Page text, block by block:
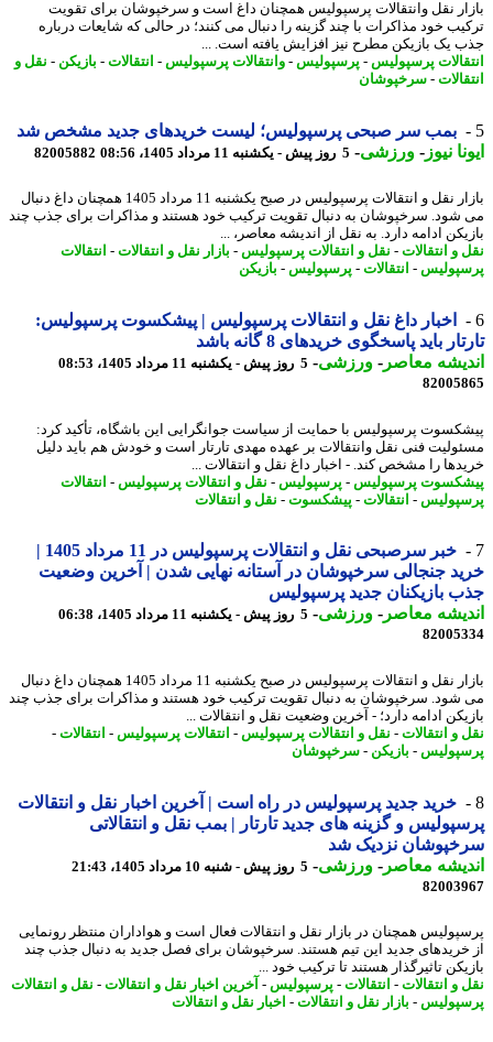
نقل وانتقالات پرسپولیس همچنان داغ است و سرخپوشان برای تقویت
خود مذاکرات با چند گزینه را دنبال می کنند؛ در حالی که شایعات درباره
یک بازیکن مطرح نیز افزایش یافته است. ...
پرسپولیس-پرسپولیس-وانتقالات پرسپولیس-انتقالات-بازیکن -نقل و
-سرخپوشان
بمب سر صبحی پرسپولیس؛ لیست خریدهای جدید مشخص شد
نیوز-ورزشی-5 روز پیش - یکشنبه 11 مرداد 1405، 08:56 82005882
بازار نقل و انتقالات پرسپولیس در صبح یکشنبه 11 مرداد 1405 همچنان داغ دنبال
سرخپوشان به دنبال تقویت ترکیب خود هستند و مذاکرات برای جذب چند
ادامه دارد. به نقل از اندیشه معاصر، ...
و انتقالات-نقل و انتقالات پرسپولیس-بازار نقل و انتقالات-انتقالات
-انتقالات-پرسپولیس-بازیکن
اخبار داغ نقل و انتقالات پرسپولیس | پیشکسوت پرسپولیس:
باید پاسخگوی خریدهای 8 گانه باشد
معاصر-ورزشی-5 روز پیش - یکشنبه 11 مرداد 1405، 08:53
پرسپولیس با حمایت از سیاست جوانگرایی این باشگاه، تأکید کرد:
فنی نقل وانتقالات بر عهده مهدی تارتار است و خودش هم باید دلیل
را مشخص کند. - اخبار داغ نقل و انتقالات ...
پرسپولیس-پرسپولیس-نقل و انتقالات پرسپولیس-انتقالات
-انتقالات-پیشکسوت-نقل و انتقالات
خبر سرصبحی نقل و انتقالات پرسپولیس در 11 مرداد 1405 |
جنجالی سرخپوشان در آستانه نهایی شدن | آخرین وضعیت
بازیکنان جدید پرسپولیس
معاصر-ورزشی-5 روز پیش - یکشنبه 11 مرداد 1405، 06:38
بازار نقل و انتقالات پرسپولیس در صبح یکشنبه 11 مرداد 1405 همچنان داغ دنبال
سرخپوشان به دنبال تقویت ترکیب خود هستند و مذاکرات برای جذب چند
ادامه دارد؛ - آخرین وضعیت نقل و انتقالات ...
و انتقالات-نقل و انتقالات پرسپولیس-انتقالات پرسپولیس-انتقالات-
-بازیکن -سرخپوشان
خرید جدید پرسپولیس در راه است | آخرین اخبار نقل و انتقالات
و گزینه های جدید تارتار | بمب نقل و انتقالاتی
نزدیک شد
معاصر-ورزشی-5 روز پیش - شنبه 10 مرداد 1405، 21:43
همچنان در بازار نقل و انتقالات فعال است و هواداران منتظر رونمایی
جدید این تیم هستند. سرخپوشان برای فصل جدید به دنبال جذب چند
تاثیرگذار هستند تا ترکیب خود ...
و انتقالات-انتقالات-پرسپولیس-آخرین اخبار نقل و انتقالات-نقل و انتقالات
-بازار نقل و انتقالات-اخبار نقل و انتقالات